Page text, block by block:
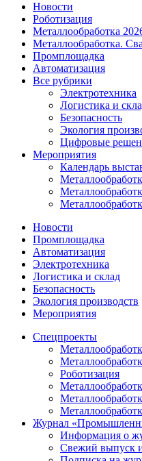
Новости
Роботизация
Металлообработка
Металлообработка.
Промплощадка
Автоматизация
Все рубрики
Электротехника
Логистика и
Безопасность
Экология
Цифровые
Мероприятия
Календарь
Новости
Промплощадка
Автоматизация
Электротехника
Логистика и склад
Безопасность
Экология производств
Мероприятия
Спецпроекты
Роботизация
Журнал
Информация о
Свежий выпуск